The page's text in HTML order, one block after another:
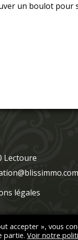
un boulot pour
Lectoure
légales
accepter », vous
partie. Voir notre
(ANGLAIS)